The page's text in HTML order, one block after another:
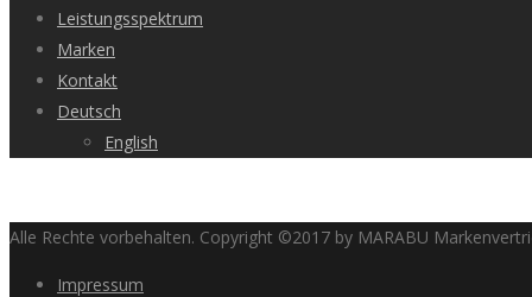
Leistungsspektrum
Marken
Kontakt
Deutsch
English
Alle Rechte vorbehalten. Copyright ©2017 by MARABU
Impressum